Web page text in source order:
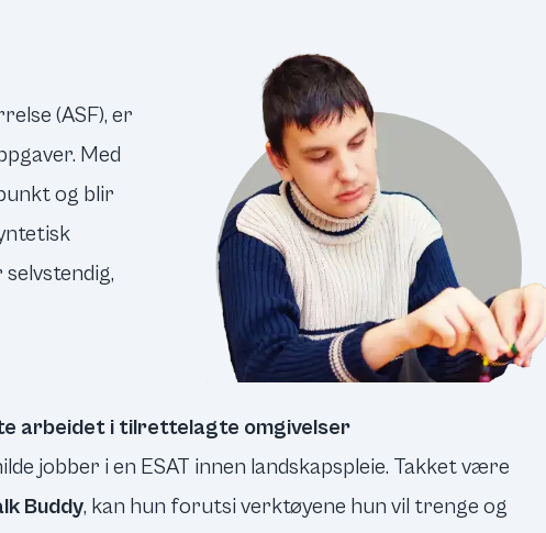
(ASF), er
Med
og blir
arbeidet i tilrettelagte omgivelser
jobber i en ESAT innen landskapspleie. Takket være
Buddy, kan hun forutsi verktøyene hun vil trenge og